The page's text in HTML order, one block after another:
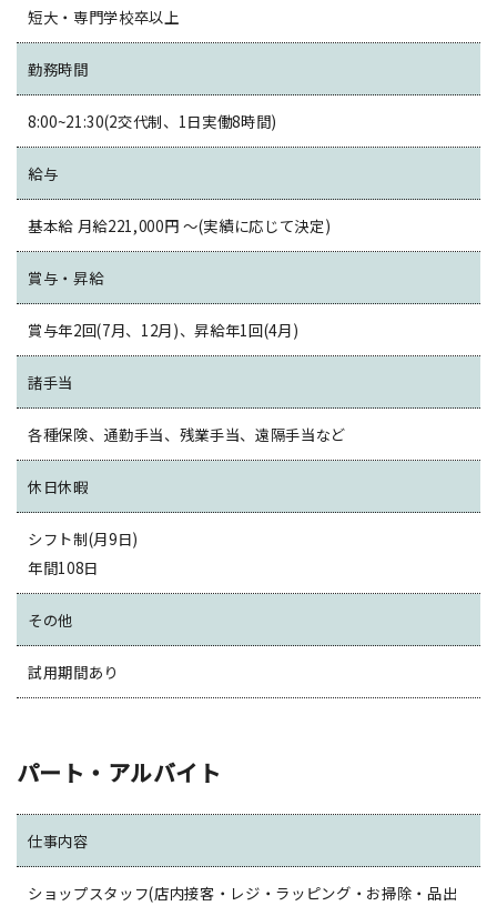
短大・専門学校卒以上
勤務時間
8:00~21:30(2交代制、1日実働8時間)
給与
基本給 月給221,000円 〜(実績に応じて決定)
賞与・昇給
賞与年2回(7月、12月)、昇給年1回(4月)
諸手当
各種保険、通勤手当、残業手当、遠隔手当など
休日休暇
シフト制(月9日)
年間108日
その他
試用期間あり
パート・アルバイト
仕事内容
ショップスタッフ(店内接客・レジ・ラッピング・お掃除・品出